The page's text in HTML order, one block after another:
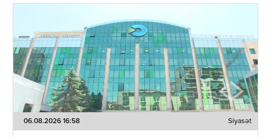
06.08.2026 16:58 Siyasət